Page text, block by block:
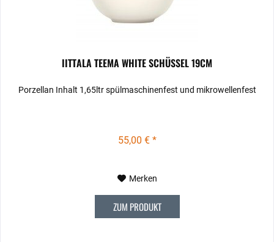
IITTALA TEEMA WHITE SCHÜSSEL 19CM
Porzellan Inhalt 1,65ltr spülmaschinenfest und mikrowellenfest
55,00 € *
Merken
ZUM PRODUKT